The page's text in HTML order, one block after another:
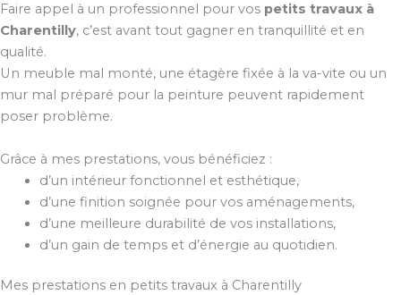
Faire appel à un professionnel pour vos petits travaux à
Charentilly, c’est avant tout gagner en tranquillité et en
qualité.
Un meuble mal monté, une étagère fixée à la va-vite ou un
mur mal préparé pour la peinture peuvent rapidement
poser problème.
Grâce à mes prestations, vous bénéficiez :
d’un intérieur fonctionnel et esthétique,
d’une finition soignée pour vos aménagements,
d’une meilleure durabilité de vos installations,
d’un gain de temps et d’énergie au quotidien.
Mes prestations en petits travaux à Charentilly